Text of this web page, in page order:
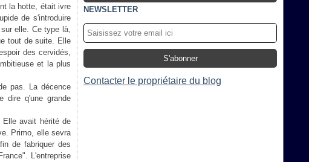
la hotte, était ivre
de s'introduire
elle. Ce type là,
tout de suite. Elle
des cervidés,
et la plus
pas. La décence
dire q'une grande
avait hérité de
Primo, elle sevra
de fabriquer des
L'entreprise
NEWSLETTER
Contacter le propriétaire du blog